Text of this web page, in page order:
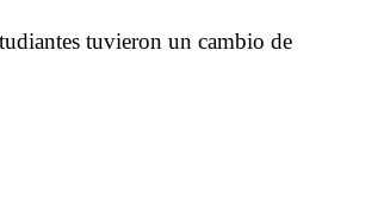
tuvieron un cambio de